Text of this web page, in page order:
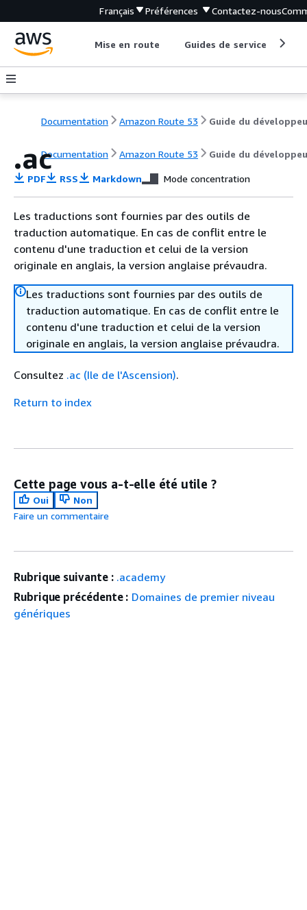
Français Préférences Contactez-nous
Mise en route Guides de service
Documentation Amazon Route 53 Guide du
Documentation Amazon Route 53 Guide du
.ac
PDF RSS Markdown Mode concentration
Les traductions sont fournies par des outils de
traduction automatique. En cas de conflit entre le
contenu d'une traduction et celui de la version
originale en anglais, la version anglaise prévaudra.
Les traductions sont fournies par des outils de
traduction automatique. En cas de conflit entre le
contenu d'une traduction et celui de la version
originale en anglais, la version anglaise prévaudra.
Consultez .ac (Ile de l'Ascension).
Return to index
Cette page vous a-t-elle été utile ?
Oui
Non
Faire un commentaire
Rubrique suivante : .academy
Rubrique précédente : Domaines de premier niveau
génériques